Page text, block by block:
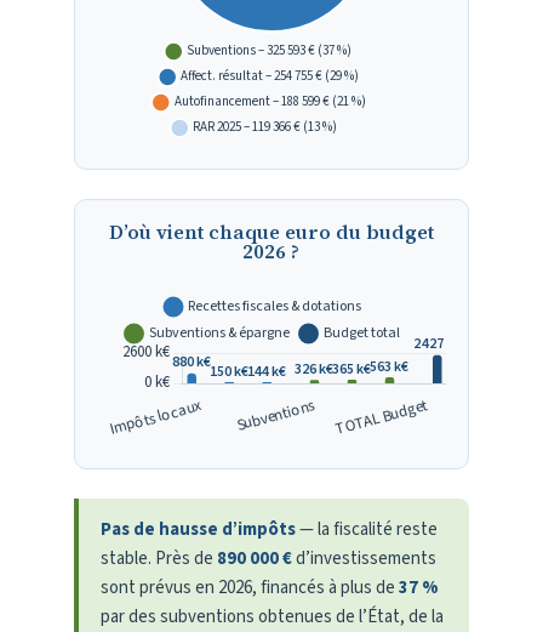
D’où vient chaque euro du budget
2026 ?
Pas de hausse d’impôts— la fiscalité reste
stable. Près de 890 000 €d’investissements
sont prévus en 2026, financés à plus de37 %
par des subventions obtenues de l’État, de la